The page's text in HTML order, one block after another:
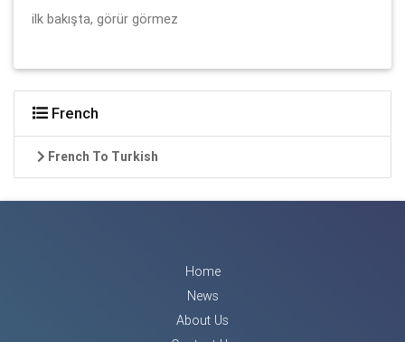
ilk bakışta, görür görmez
French
French To Turkish
Home
News
About Us